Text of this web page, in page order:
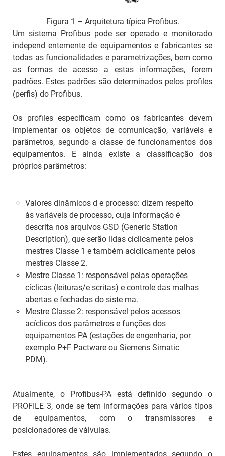
Figura 1 – Arquitetura típica Profibus.
Um sistema Profibus pode ser operado e monitorado
independ entemente de equipamentos e fabricantes se
todas as funcionalidades e parametrizações, bem como
as formas de acesso a estas informações, forem
padrões. Estes padrões são determinados pelos profiles
(perfis) do Profibus.
Os profilesespecificam como os fabricantes devem
implementar os objetos de comunicação, variáveis e
parâmetros, segundo a classe de funcionamentos dos
equipamentos. E ainda existe a classificação dos
próprios parâmetros:
Valores dinâmicos d e processo: dizem respeito
às variáveis de processo, cuja informação é
descrita nos arquivos GSD (Generic Station
Description), que serão lidas ciclicamente pelos
mestres Classe 1 e também aciclicamente pelos
mestres Classe 2.
Mestre Classe 1: responsável pelas operações
cíclicas (leituras/e scritas) e controle das malhas
abertas e fechadas do siste ma.
Mestre Classe 2: responsável pelos acessos
acíclicos dos parâmetros e funções dos
equipamentos PA (estações de engenharia, por
exemplo P+F Pactware ou Siemens Simatic
PDM).
Atualmente, o Profibus-PA está definido segundo o
PROFILE 3, onde se tem informações para vários tipos
de equipamentos, com o transmissores e
posicionadores de válvulas.